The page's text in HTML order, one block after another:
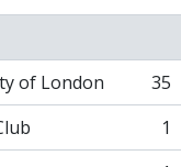
of London
35
1